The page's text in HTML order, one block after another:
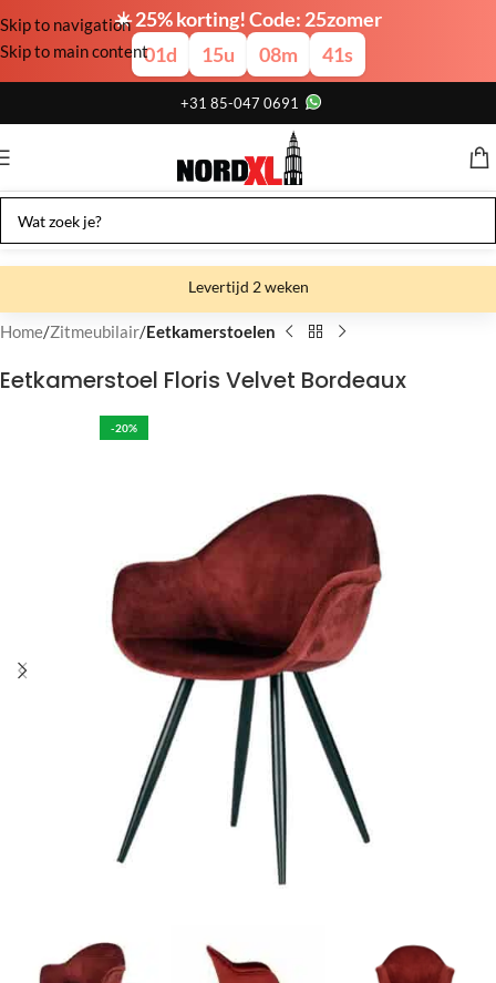
☀️ 25% korting! Code: 25zomer
01d 15u 08m 41s
Skip to navigation
Skip to main content
+31 85-047 0691
Levertijd 2 weken
Gratis verzending
Gratis afhalen
Home Zitmeubilair Eetkamerstoelen
Eetkamerstoel Floris Velvet Bordeaux
-20%